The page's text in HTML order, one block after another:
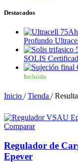
Destacados
Profundo
SOLIS
Incluido
Inicio / Tienda /
Comparar
Regulador de
Epever